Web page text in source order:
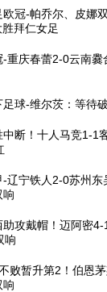
冠-帕乔尔、皮娜
拜仁女足
重庆春蕾2-0云南爨
球-维尔茨：等待
断！十人马竞1-1
辽宁铁人2-0苏州东
响
攻戴帽！迈阿密
响
败暂升第2！伯恩
响